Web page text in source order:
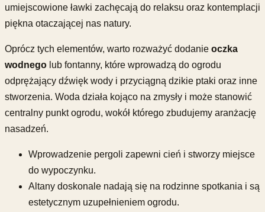
umiejscowione ławki zachęcają do relaksu oraz kontemplacji
piękna otaczającej nas natury.
Oprócz tych elementów, warto rozważyć dodanie oczka
wodnego lub fontanny, które wprowadzą do ogrodu
odprężający dźwięk wody i przyciągną dzikie ptaki oraz inne
stworzenia. Woda działa kojąco na zmysły i może stanowić
centralny punkt ogrodu, wokół którego zbudujemy aranżację
nasadzeń.
Wprowadzenie pergoli zapewni cień i stworzy miejsce
do wypoczynku.
Altany doskonale nadają się na rodzinne spotkania i są
estetycznym uzupełnieniem ogrodu.